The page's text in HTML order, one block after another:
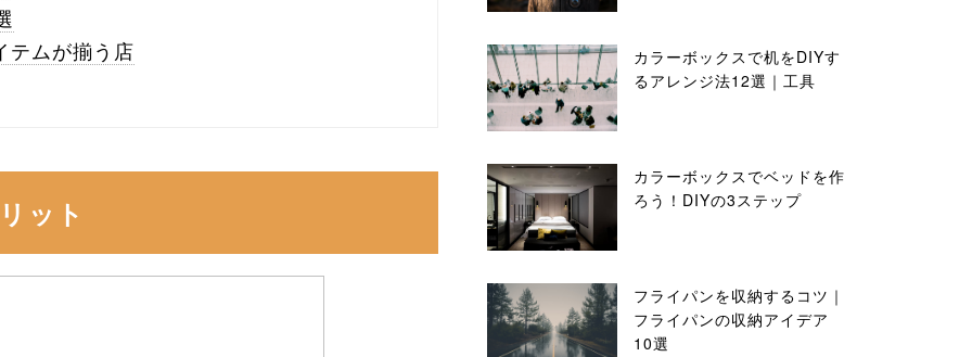
テムが揃う店
ット
カラーボックスで机をDIYす
るアレンジ法12選｜工具
カラーボックスでベッドを作
ろう！DIYの3ステップ
フライパンを収納するコツ｜
フライパンの収納アイデア
10選